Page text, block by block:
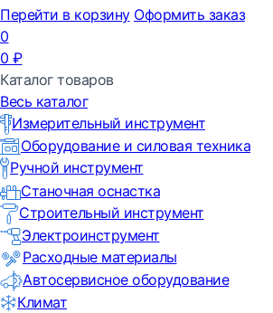
Перейти в корзину Оформить заказ
0
0 ₽
Каталог товаров
Весь каталог
Измерительный инструмент
Оборудование и силовая техника
Ручной инструмент
Станочная оснастка
Строительный инструмент
Электроинструмент
Расходные материалы
Автосервисное оборудование
Климат